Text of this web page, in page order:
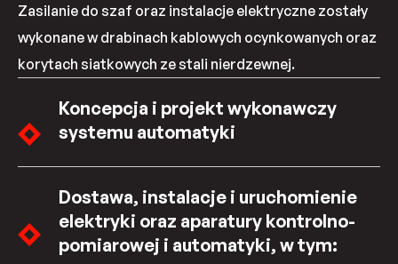
Zasilanie do szaf oraz instalacje elektryczne zostały
wykonane w drabinach kablowych ocynkowanych oraz
korytach siatkowych ze stali nierdzewnej.
Koncepcja i projekt wykonawczy
systemu automatyki
Dostawa, instalacje i uruchomienie
elektryki oraz aparatury kontrolno-
pomiarowej i automatyki, w tym: